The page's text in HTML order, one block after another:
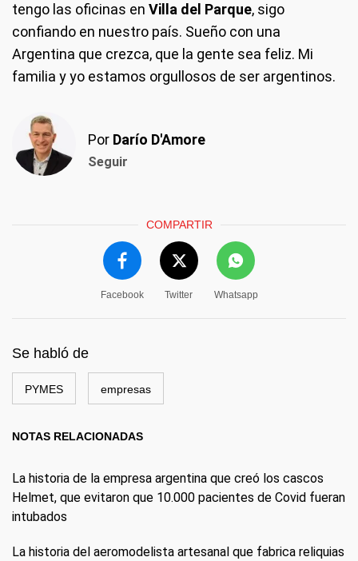
tengo las oficinas en Villa del Parque, sigo
confiando en nuestro país. Sueño con una
Argentina que crezca, que la gente sea feliz. Mi
familia y yo estamos orgullosos de ser argentinos.
Por Darío D'Amore
Seguir
COMPARTIR
Facebook Twitter Whatsapp
Se habló de
PYMES empresas
NOTAS RELACIONADAS
La historia de la empresa argentina que creó los cascos
Helmet, que evitaron que 10.000 pacientes de Covid fueran
intubados
La historia del aeromodelista artesanal que fabrica reliquias